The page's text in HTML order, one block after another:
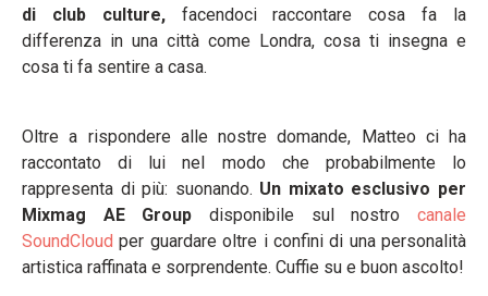
di club culture,facendoci raccontare cosa fa la
differenza in una città come Londra, cosa ti insegna e
cosa ti fa sentire a casa.
Oltre a rispondere alle nostre domande, Matteo ci ha
raccontato di lui nel modo che probabilmente lo
rappresenta di più: suonando. Un mixato esclusivo per
Mixmag AE Group disponibile sul nostro canale
SoundCloud per guardare oltre i confini di una personalità
artistica raffinata e sorprendente. Cuffie su e buon ascolto!